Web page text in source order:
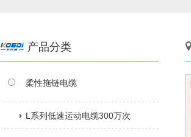
产品分类
柔性拖链电缆
L系列低速运动电缆300万次